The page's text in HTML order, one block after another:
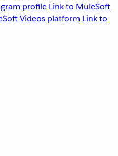
profile Link to MuleSoft
Videos platform Link to